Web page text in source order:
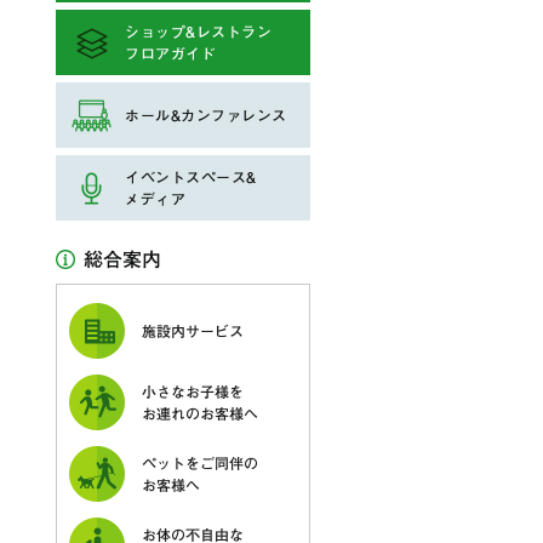
ショップ&レストラン
フロアガイド
ホール&カンファレンス
イベントスペース&
メディア
総合案内
施設内サービス
小さなお子様を
お連れのお客様へ
ペットをご同伴の
お客様へ
お体の不自由な